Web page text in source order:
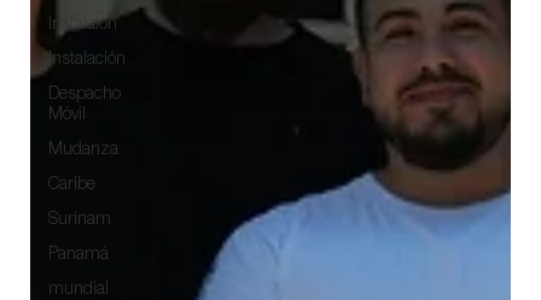
Instalaión
Instalación
Despacho
Móvil
Mudanza
Caribe
Surinam
Panamá
mundial